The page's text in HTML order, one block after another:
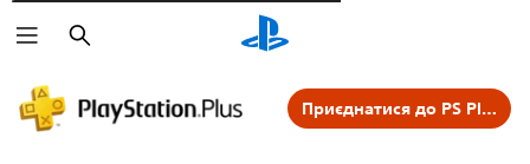
Пошук
Приєднатися до PS Plus